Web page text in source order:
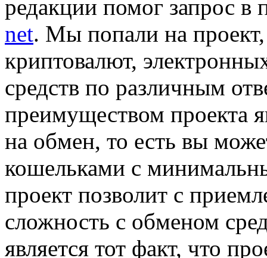
редакции помог запрос в
net. Мы попали на
криптовалют,
средств по различным
преимуществом проекта
на обмен, то есть вы
кошельками с
проект позволит с
сложность с обменом
является тот факт, что